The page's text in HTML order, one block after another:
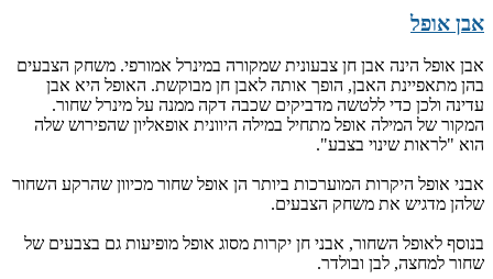
אבן אופל
אבן אופל הינה אבן חן צבעונית שמקורה במינרל אמורפי. משחק הצבעים
בהן מתאפיינת האבן, הופך אותה לאבן חן מבוקשת. האופל היא אבן
עדינה ולכן כדי ללטשה מדביקים שכבה דקה ממנה על מינרל שחור.
המקור של המילה אופל מתחיל במילה היוונית אופאליון שהפירוש שלה
הוא "לראות שינוי בצבע".
אבני אופל היקרות המוערכות ביותר הן אופל שחור מכיוון שהרקע השחור
שלהן מדגיש את משחק הצבעים.
בנוסף לאופל השחור, אבני חן יקרות מסוג אופל מופיעות גם בצבעים של
שחור למחצה, לבן ובולדר.